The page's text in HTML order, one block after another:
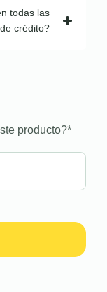
todas las
crédito?
producto?*